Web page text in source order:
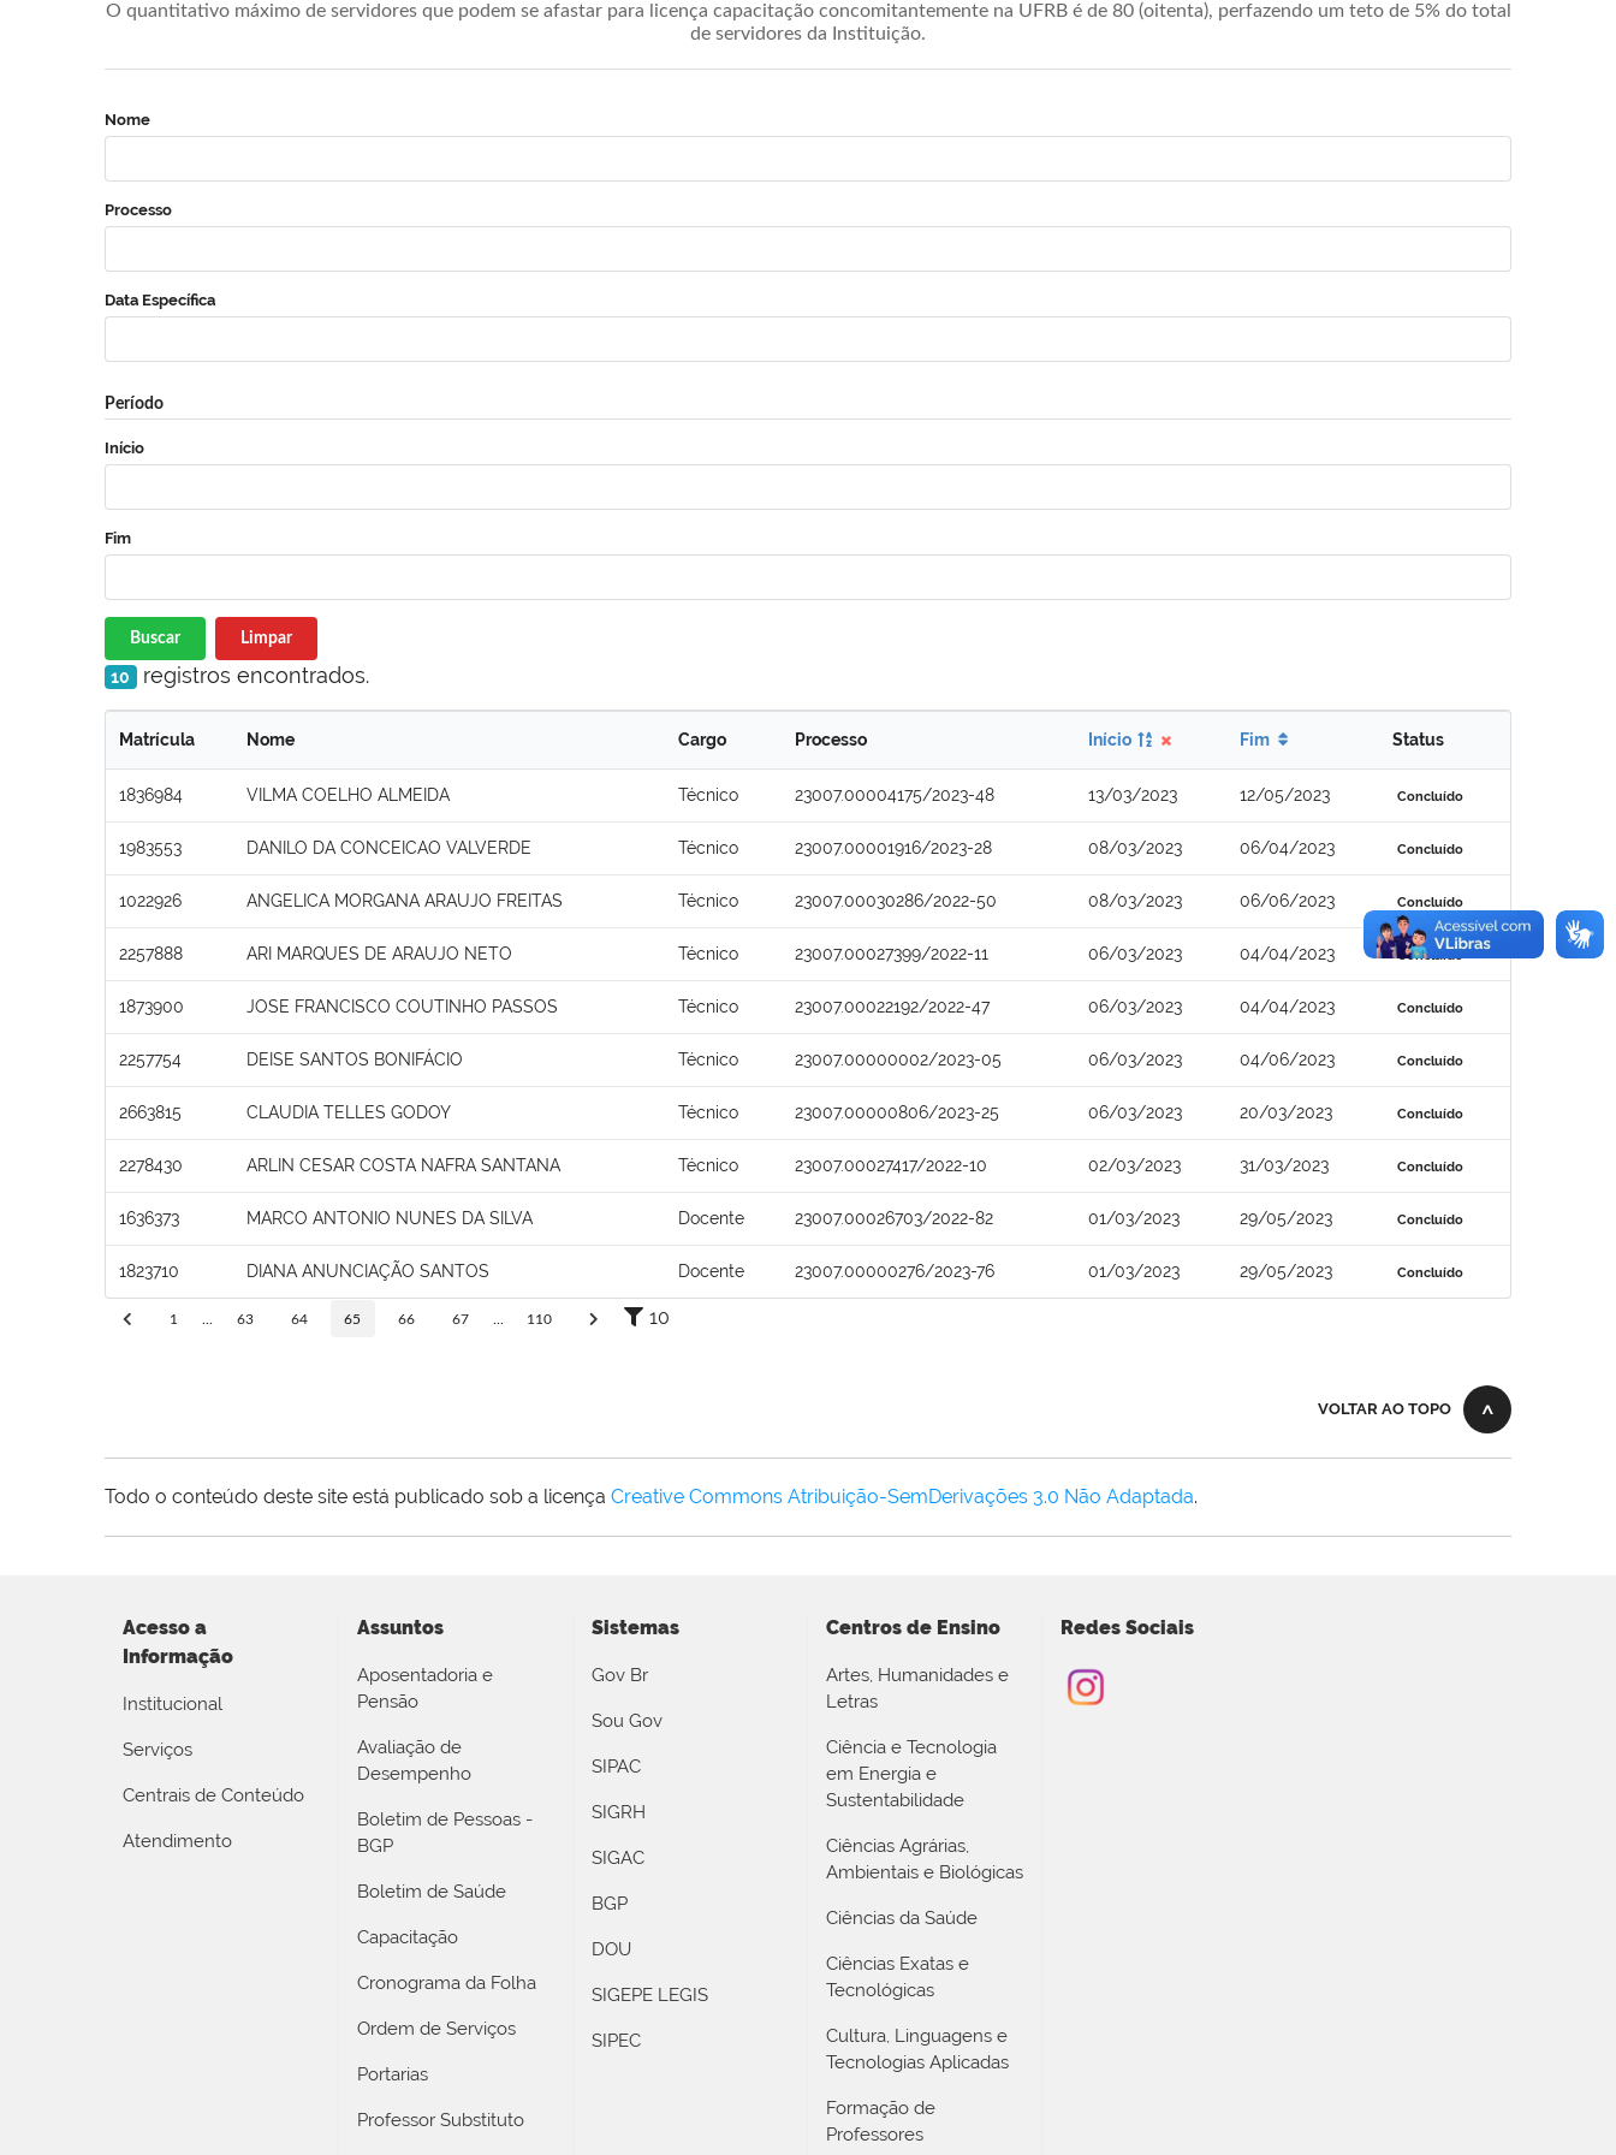
O quantitativo máximo de servidores que podem se afastar para licença capacitação concomitantemente na UFRB é de 80 (oitenta), perfazendo um teto de 5% do total
de servidores da Instituição.
Nome
Processo
Data Específica
Período
Início
Fim
Buscar Limpar
10 registros encontrados.
Matrícula Nome Cargo Processo Início Fim Status
1836984 VILMA COELHO ALMEIDA Técnico 23007.00004175/2023-48 13/03/2023 12/05/2023 Concluído
1983553 DANILO DA CONCEICAO VALVERDE Técnico 23007.00001916/2023-28 08/03/2023 06/04/2023 Concluído
1022926 ANGELICA MORGANA ARAUJO FREITAS Técnico 23007.00030286/2022-50 08/03/2023 06/06/2023 Concluído
2257888 ARI MARQUES DE ARAUJO NETO Técnico 23007.00027399/2022-11 06/03/2023 04/04/2023 Concluído
1873900 JOSE FRANCISCO COUTINHO PASSOS Técnico 23007.00022192/2022-47 06/03/2023 04/04/2023 Concluído
2257754 DEISE SANTOS BONIFÁCIO Técnico 23007.00000002/2023-05 06/03/2023 04/06/2023 Concluído
2663815 CLAUDIA TELLES GODOY Técnico 23007.00000806/2023-25 06/03/2023 20/03/2023 Concluído
2278430 ARLIN CESAR COSTA NAFRA SANTANA Técnico 23007.00027417/2022-10 02/03/2023 31/03/2023 Concluído
1636373 MARCO ANTONIO NUNES DA SILVA Docente 23007.00026703/2022-82 01/03/2023 29/05/2023 Concluído
1823710 DIANA ANUNCIAÇÃO SANTOS Docente 23007.00000276/2023-76 01/03/2023 29/05/2023 Concluído
1 63 64 65 66 67 110 10
VOLTAR AO TOPO
Todo o conteúdo deste site está publicado sob a licença Creative Commons Atribuição-SemDerivações 3.0 Não Adaptada.
Acesso a
Informação
Institucional
Serviços
Centrais de Conteúdo
Atendimento
Assuntos
Aposentadoria e
Pensão
Avaliação de
Desempenho
Boletim de Pessoas -
BGP
Boletim de Saúde
Capacitação
Cronograma da Folha
Ordem de Serviços
Portarias
Professor Substituto
Sistemas
Gov Br
Sou Gov
SIPAC
SIGRH
SIGAC
BGP
DOU
SIGEPE LEGIS
SIPEC
Centros de Ensino
Artes, Humanidades e
Letras
Ciência e Tecnologia
em Energia e
Sustentabilidade
Ciências Agrárias,
Ambientais e Biológicas
Ciências da Saúde
Ciências Exatas e
Tecnológicas
Cultura, Linguagens e
Tecnologias Aplicadas
Formação de
Professores
Redes Sociais